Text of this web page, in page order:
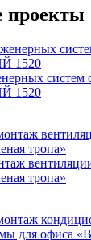
проекты
1520
тропа»